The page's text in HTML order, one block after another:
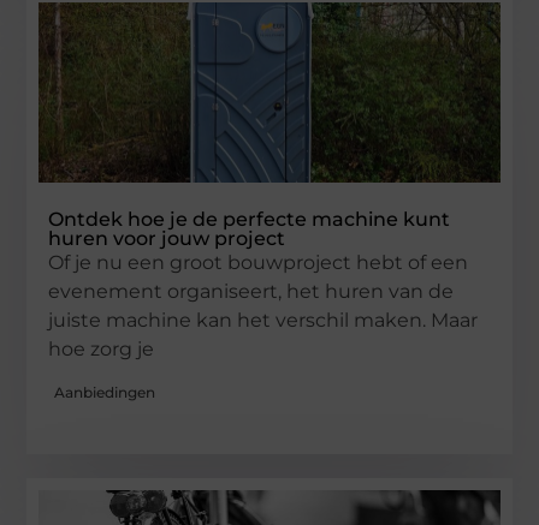
Ontdek hoe je de perfecte machine kunt
huren voor jouw project
Of je nu een groot bouwproject hebt of een
evenement organiseert, het huren van de
juiste machine kan het verschil maken. Maar
hoe zorg je
Aanbiedingen